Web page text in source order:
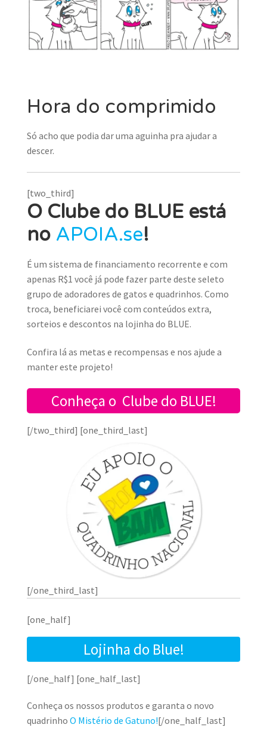
MINHA CONTA
CARRINHO
Hora do comprimido
Só acho que podia dar uma aguinha pra ajudar a
descer.
[two_third]
O Clube do BLUE está
no APOIA.se!
É um sistema de financiamento recorrente e com
apenas R$1 você já pode fazer parte deste seleto
grupo de adoradores de gatos e quadrinhos. Como
troca, beneficiarei você com conteúdos extra,
sorteios e descontos na lojinha do BLUE.
Confira lá as metas e recompensas e nos ajude a
manter este projeto!
Conheça o Clube do BLUE!
[/two_third] [one_third_last]
[/one_third_last]
[one_half]
Lojinha do Blue!
[/one_half] [one_half_last]
Conheça os nossos produtos e garanta o novo
quadrinho O Mistério de Gatuno![/one_half_last]